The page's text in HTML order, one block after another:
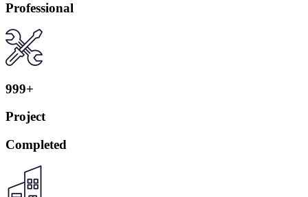
Professional
999+
Project
Completed